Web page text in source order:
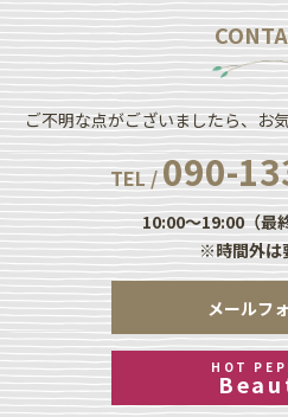
ご不明な点がございましたら、お
TEL /090-
10:00～19:00（最
※時間外は
メールフ
HOT